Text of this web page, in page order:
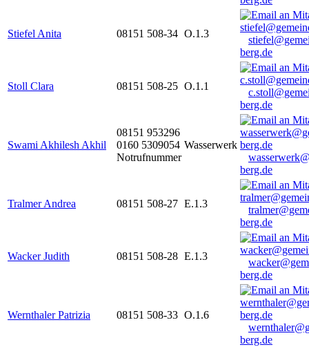
Stiefel Anita 08151 508-34 O.1.3
berg.de
Stoll Clara 08151 508-25 O.1.1
berg.de
Swami Akhilesh Akhil
08151 953296
0160 5309054
Notrufnummer
Wasserwerk
berg.de
Tralmer Andrea 08151 508-27 E.1.3
berg.de
Wacker Judith 08151 508-28 E.1.3
berg.de
Wernthaler Patrizia 08151 508-33 O.1.6
berg.de